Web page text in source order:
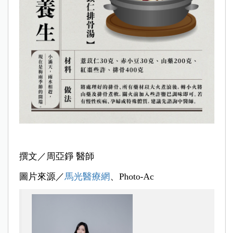
撰文／周亞錚 醫師
圖片來源／馬光醫療網 、Photo-Ac